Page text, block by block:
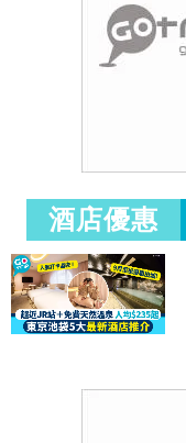
酒店優惠